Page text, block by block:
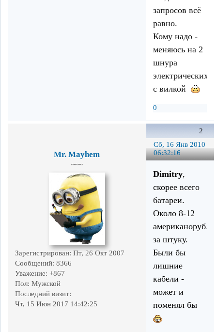
запросов всё
равно.
Кому надо -
меняюсь на 2
шнура
электрических
с вилкой
0
2
Сб, 16 Янв 2010
06:32:16
Mr. Mayhem
~~~
Зарегистрирован: Пт, 26 Окт 2007
Сообщений: 8366
Уважение: +867
Пол: Мужской
Последний визит:
Чт, 15 Июн 2017 14:42:25
Dimitry,
скорее всего
батареи.
Около 8-12
за штуку.
Были бы
лишние
кабели -
может и
поменял бы